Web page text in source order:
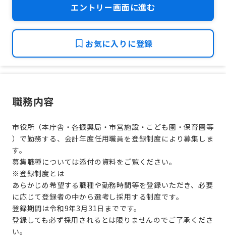
エントリー画面に進む
お気に入りに登録
職務内容
市役所（本庁舎・各振興局・市営施設・こども園・保育園等
）で勤務する、会計年度任用職員を登録制度により募集しま
す。
募集職種については添付の資料をご覧ください。
※登録制度とは
あらかじめ希望する職種や勤務時間等を登録いただき、必要
に応じて登録者の中から選考し採用する制度です。
登録期間は令和9年3月31日までです。
登録しても必ず採用されるとは限りませんのでご了承くださ
い。